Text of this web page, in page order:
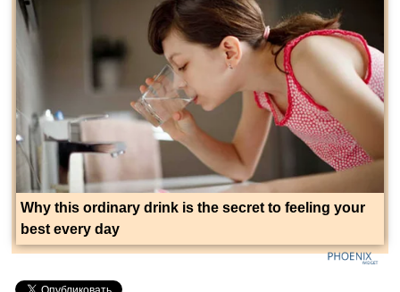
Why this ordinary drink is the secret to feeling your
best every day